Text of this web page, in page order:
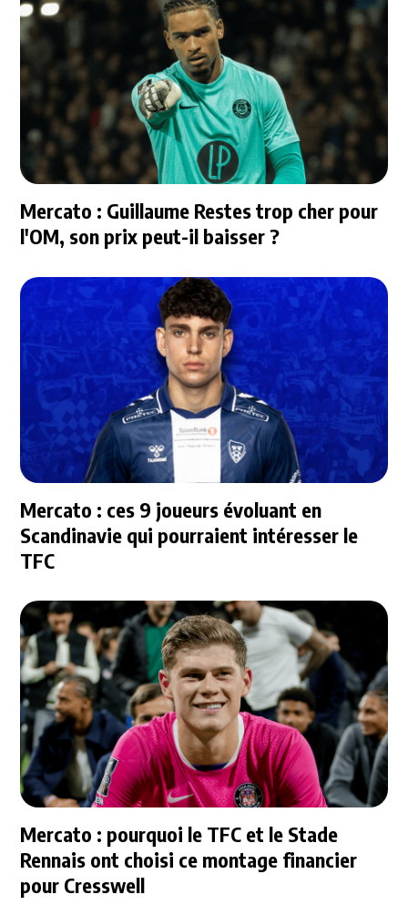
Mercato : Guillaume Restes trop cher pour
l'OM, son prix peut-il baisser ?
Mercato : ces 9 joueurs évoluant en
Scandinavie qui pourraient intéresser le
TFC
Mercato : pourquoi le TFC et le Stade
Rennais ont choisi ce montage financier
pour Cresswell